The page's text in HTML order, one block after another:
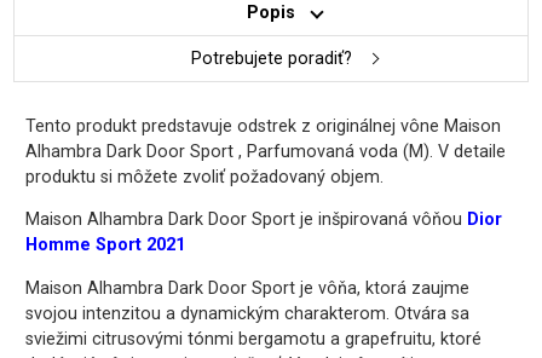
Popis
Potrebujete poradiť?
Tento produkt predstavuje odstrek z originálnej vône Maison
Alhambra Dark Door Sport , Parfumovaná voda (M). V detaile
produktu si môžete zvoliť požadovaný objem.
Maison Alhambra Dark Door Sport je inšpirovaná vôňou Dior
Homme Sport 2021
Maison Alhambra Dark Door Sport je vôňa, ktorá zaujme
svojou intenzitou a dynamickým charakterom. Otvára sa
sviežimi citrusovými tónmi bergamotu a grapefruitu, ktoré